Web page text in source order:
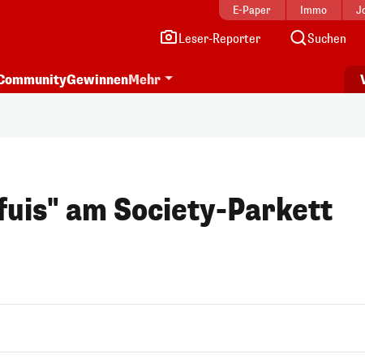
E-Paper Immo
Leser-Reporter Suchen
GewinnenMehr
am Society-Parkett